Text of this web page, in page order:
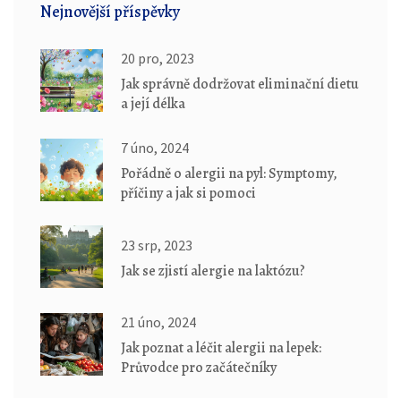
Nejnovější příspěvky
20 pro, 2023
Jak správně dodržovat eliminační dietu
a její délka
7 úno, 2024
Pořádně o alergii na pyl: Symptomy,
příčiny a jak si pomoci
23 srp, 2023
Jak se zjistí alergie na laktózu?
21 úno, 2024
Jak poznat a léčit alergii na lepek:
Průvodce pro začátečníky